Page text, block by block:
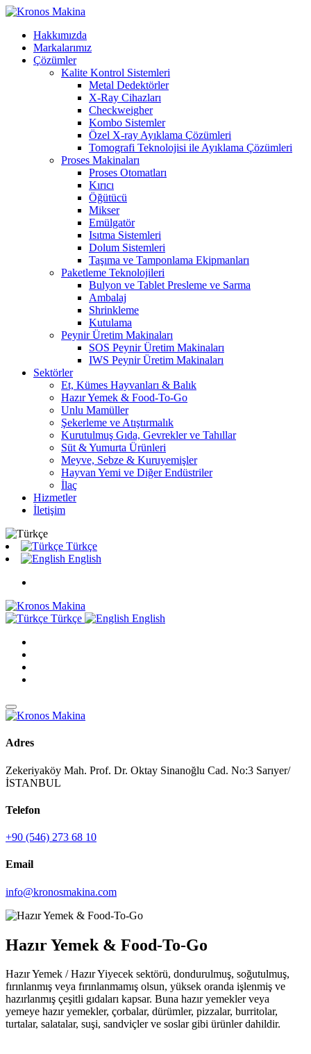
Hakkımızda
Markalarımız
Çözümler
Kalite Kontrol Sistemleri
Metal Dedektörler
X-Ray Cihazları
Checkweigher
Kombo Sistemler
Özel X-ray Ayıklama Çözümleri
Tomografi Teknolojisi ile Ayıklama Çözümleri
Proses Makinaları
Proses Otomatları
Kırıcı
Öğütücü
Mikser
Emülgatör
Isıtma Sistemleri
Dolum Sistemleri
Taşıma ve Tamponlama Ekipmanları
Paketleme Teknolojileri
Bulyon ve Tablet Presleme ve Sarma
Ambalaj
Shrinkleme
Kutulama
Peynir Üretim Makinaları
SOS Peynir Üretim Makinaları
IWS Peynir Üretim Makinaları
Sektörler
Et, Kümes Hayvanları & Balık
Hazır Yemek & Food-To-Go
Unlu Mamüller
Şekerleme ve Atıştırmalık
Kurutulmuş Gıda, Gevrekler ve Tahıllar
Süt & Yumurta Ürünleri
Meyve, Sebze & Kuruyemişler
Hayvan Yemi ve Diğer Endüstriler
İlaç
Hizmetler
İletişim
Türkçe
English
Türkçe English
Adres
Zekeriyaköy Mah. Prof. Dr. Oktay Sinanoğlu Cad. No:3 Sarıyer/
İSTANBUL
Telefon
+90 (546) 273 68 10
Email
info@kronosmakina.com
Hazır Yemek & Food-To-Go
Hazır Yemek / Hazır Yiyecek sektörü, dondurulmuş, soğutulmuş,
fırınlanmış veya fırınlanmamış olsun, yüksek oranda işlenmiş ve
hazırlanmış çeşitli gıdaları kapsar. Buna hazır yemekler veya
yemeye hazır yemekler, çorbalar, dürümler, pizzalar, burritolar,
turtalar, salatalar, suşi, sandviçler ve soslar gibi ürünler dahildir.